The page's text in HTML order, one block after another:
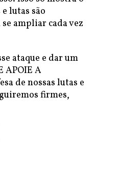
lutas são
ampliar cada vez
ataque e dar um
APOIE A
de nossas lutas e
firmes,